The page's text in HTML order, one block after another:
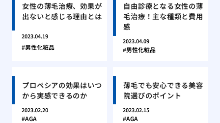
女性の薄毛治療、効果が
出ないと感じる理由とは
2023.04.19
男性化粧品
自由診療となる女性の薄
毛治療！主な種類と費用
感
2023.04.09
男性化粧品
プロペシアの効果はいつ
から実感できるのか
2023.02.20
AGA
薄毛でも安心できる美容
院選びのポイント
2023.02.15
AGA